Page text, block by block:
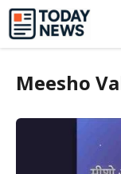
Skip
content
Meesho